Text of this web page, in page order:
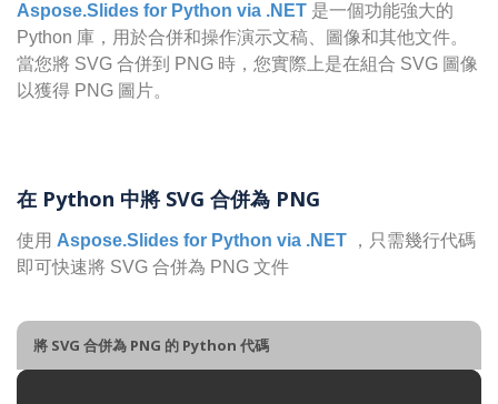
Aspose.Slides for Python via .NET 是一個功能強大的
Python 庫，用於合併和操作演示文稿、圖像和其他文件。
當您將 SVG 合併到 PNG 時，您實際上是在組合 SVG 圖像
以獲得 PNG 圖片。
在 Python 中將 SVG 合併為 PNG
使用 Aspose.Slides for Python via .NET ，只需幾行代碼
即可快速將 SVG 合併為 PNG 文件
將 SVG 合併為 PNG 的 Python 代碼